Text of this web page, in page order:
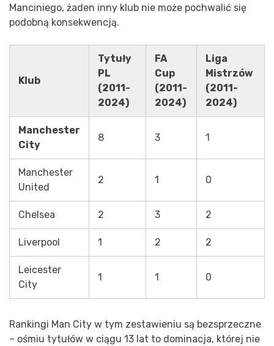
Manciniego, żaden inny klub nie może pochwalić się
podobną konsekwencją.
Klub
Tytuły
PL
(2011-
2024)
FA
Cup
(2011-
2024)
Liga
Mistrzów
(2011-
2024)
Manchester
City
8 3 1
Manchester
United
2 1 0
Chelsea 2 3 2
Liverpool 1 2 2
Leicester
City
1 1 0
Rankingi Man City w tym zestawieniu są bezsprzeczne
– ośmiu tytułów w ciągu 13 lat to dominacja, której nie